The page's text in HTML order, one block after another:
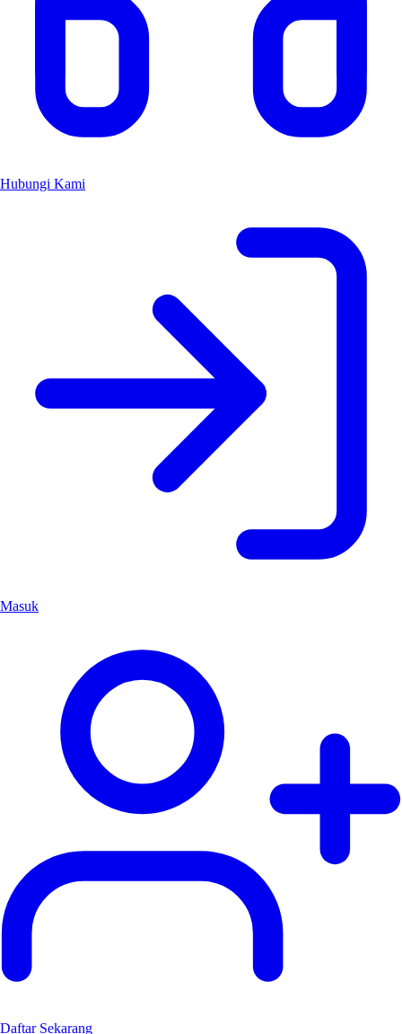
Hubungi Kami
Masuk
Daftar Sekarang